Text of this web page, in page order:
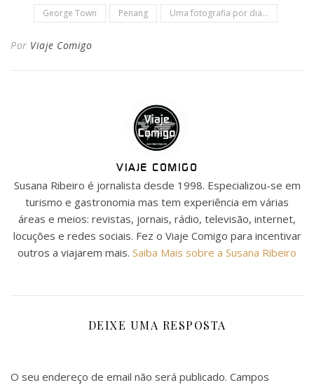
George Town Penang Uma fotografia por dia...
Por Viaje Comigo
VIAJE COMIGO
Susana Ribeiro é jornalista desde 1998. Especializou-se em
turismo e gastronomia mas tem experiência em várias
áreas e meios: revistas, jornais, rádio, televisão, internet,
locuções e redes sociais. Fez o Viaje Comigo para incentivar
outros a viajarem mais. Saiba Mais sobre a Susana Ribeiro
DEIXE UMA RESPOSTA
O seu endereço de email não será publicado. Campos